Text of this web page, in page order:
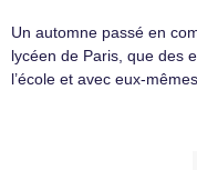
Un automne passé en
lycéen de Paris, que des
l’école et avec eux-mêmes.